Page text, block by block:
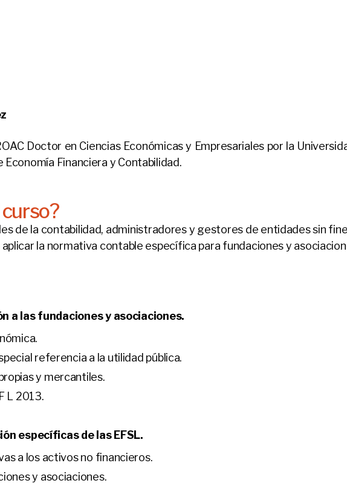
Doctor en Ciencias Económicas y Empresariales por la
Financiera y Contabilidad.
de la contabilidad, administradores y gestores de entidades sin
la normativa contable específica para fundaciones y
a las fundaciones y asociaciones.
referencia a la utilidad pública.
y mercantiles.
L 2013.
específicas de las EFSL.
a los activos no financieros.
y asociaciones.